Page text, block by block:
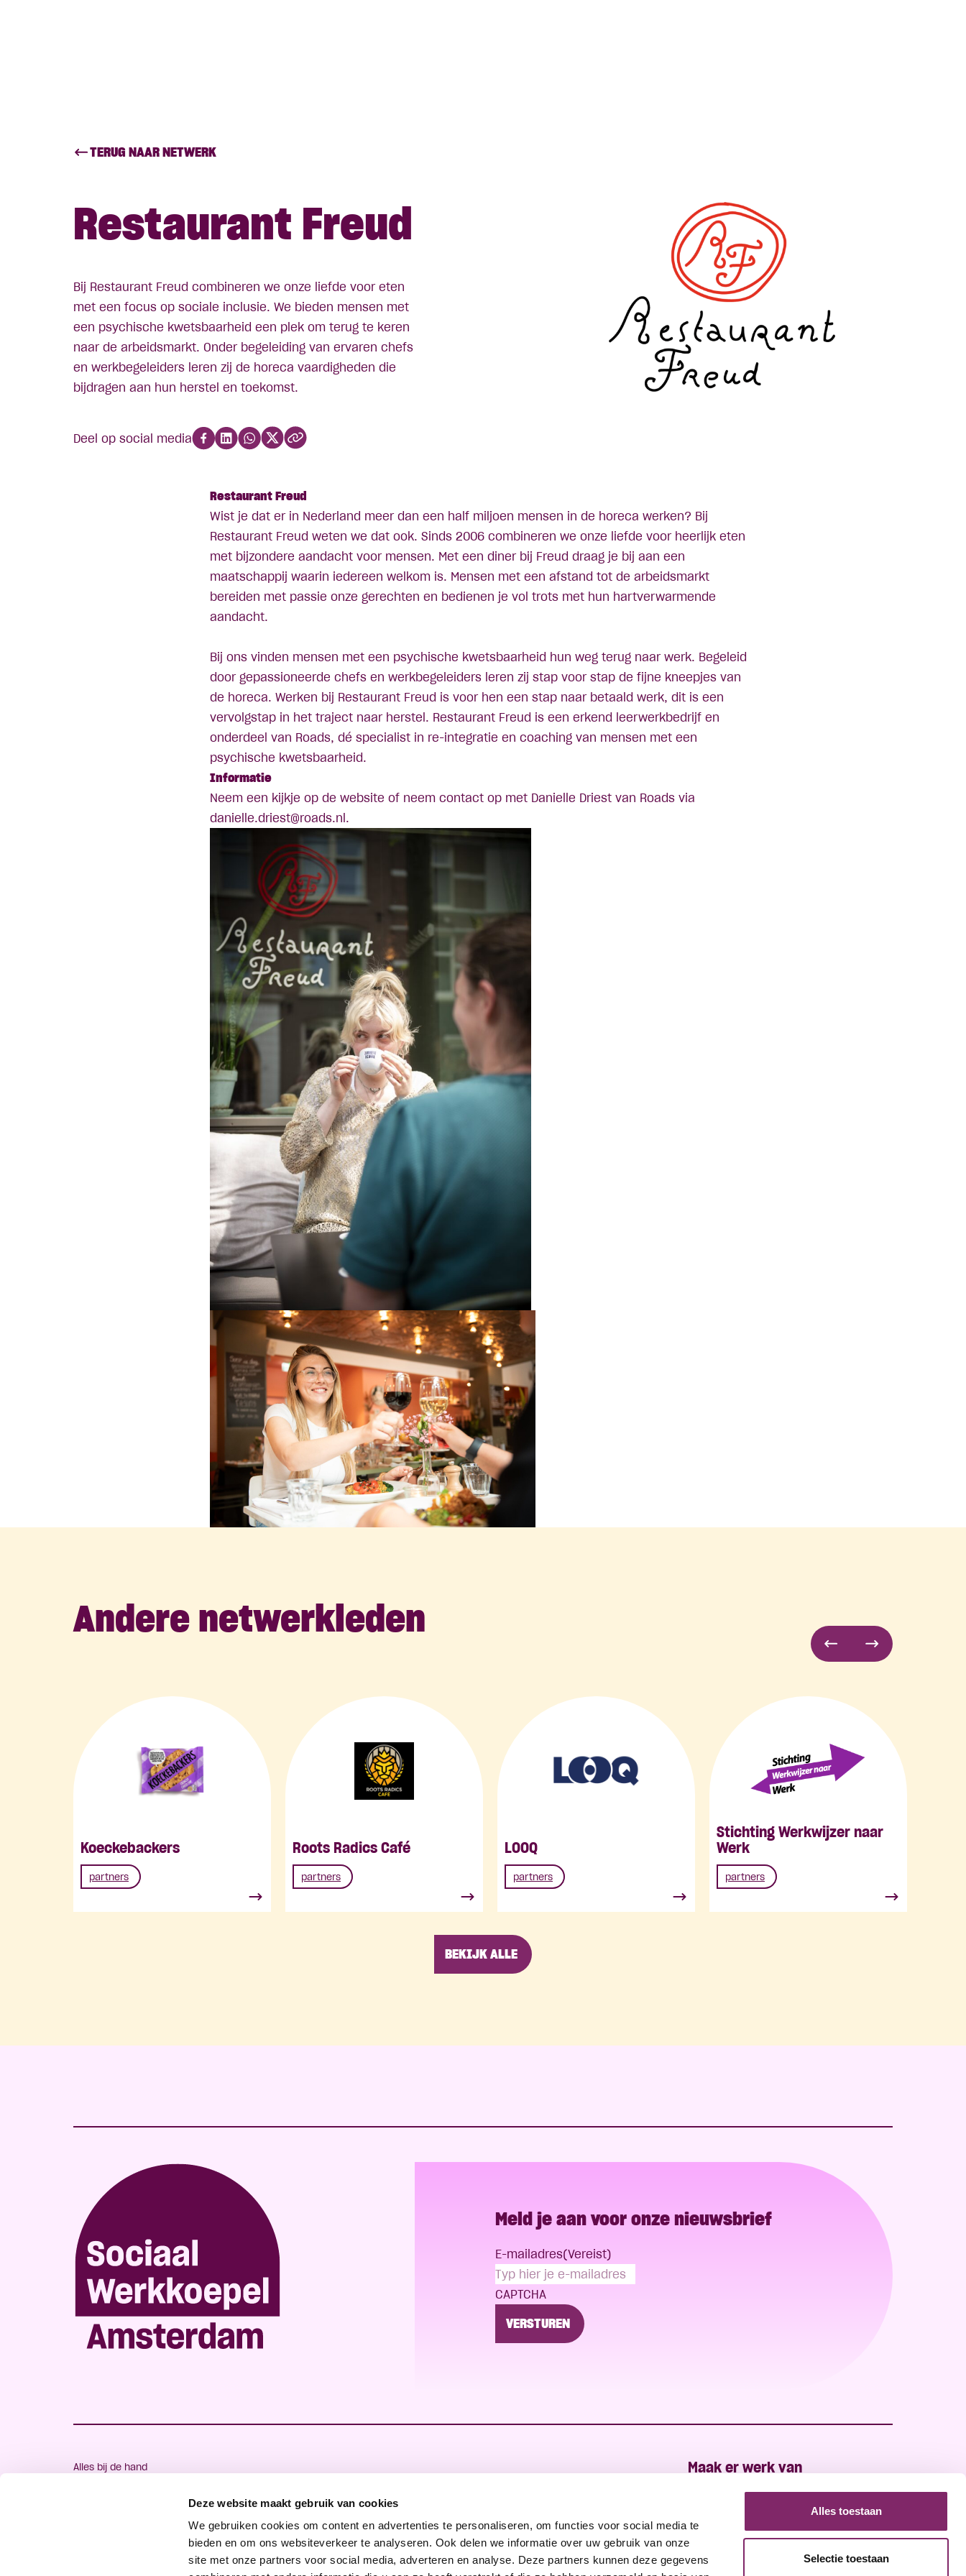
Deze website maakt gebruik van cookies
We gebruiken cookies om content en advertenties te personaliseren, om functies voor social media te
bieden en om ons websiteverkeer te analyseren. Ook delen we informatie over uw gebruik van onze
site met onze partners voor social media, adverteren en analyse. Deze partners kunnen deze gegevens
Alles toestaan
Selectie toestaan
TERUG NAAR NETWERK
Restaurant Freud
Bij Restaurant Freud combineren we onze liefde voor eten
met een focus op sociale inclusie. We bieden mensen met
een psychische kwetsbaarheid een plek om terug te keren
naar de arbeidsmarkt. Onder begeleiding van ervaren chefs
en werkbegeleiders leren zij de horeca vaardigheden die
bijdragen aan hun herstel en toekomst.
Deel op social media
Restaurant Freud
Wist je dat er in Nederland meer dan een half miljoen mensen in de horeca werken? Bij
Restaurant Freud weten we dat ook. Sinds 2006 combineren we onze liefde voor heerlijk eten
met bijzondere aandacht voor mensen. Met een diner bij Freud draag je bij aan een
maatschappij waarin iedereen welkom is. Mensen met een afstand tot de arbeidsmarkt
bereiden met passie onze gerechten en bedienen je vol trots met hun hartverwarmende
aandacht.
Bij ons vinden mensen met een psychische kwetsbaarheid hun weg terug naar werk. Begeleid
door gepassioneerde chefs en werkbegeleiders leren zij stap voor stap de fijne kneepjes van
de horeca. Werken bij Restaurant Freud is voor hen een stap naar betaald werk, dit is een
vervolgstap in het traject naar herstel. Restaurant Freud is een erkend leerwerkbedrijf en
onderdeel van Roads, dé specialist in re-integratie en coaching van mensen met een
psychische kwetsbaarheid.
Informatie
Neem een kijkje op de website of neem contact op met Danielle Driest van Roads via
danielle.driest@roads.nl.
Andere netwerkleden
Koeckebackers
partners
Roots Radics Café
partners
LOOQ
partners
Stichting Werkwijzer naar
Werk
partners
BEKIJK ALLE
Meld je aan voor onze nieuwsbrief
E-mailadres(Vereist)
CAPTCHA
Alles bij de hand Maak er werk van
Jan van Galenstraat 323
info@sociaalwerkkoepelamsterdam.nl